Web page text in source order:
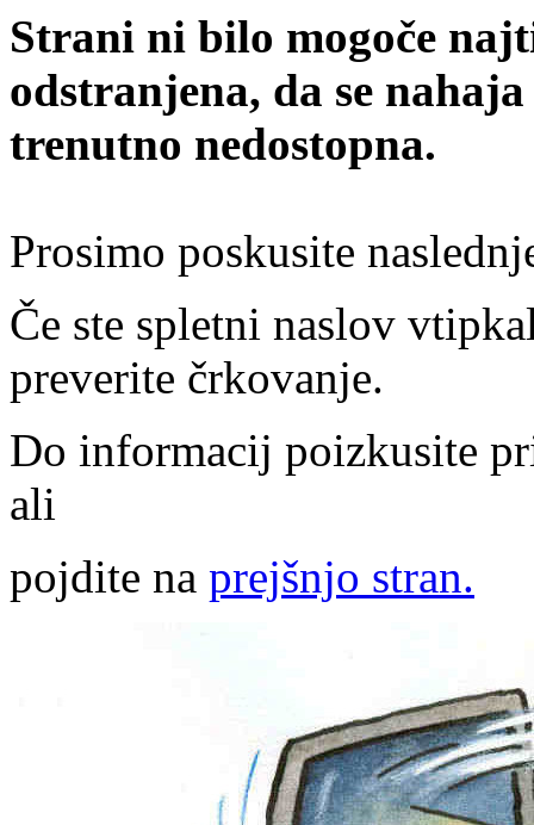
Strani ni bilo mogoče
odstranjena, da se
trenutno nedostopna.
Prosimo poskusite
Če ste spletni naslov
preverite črkovanje.
Do informacij poizkusite
ali
pojdite na prejšnjo stran.